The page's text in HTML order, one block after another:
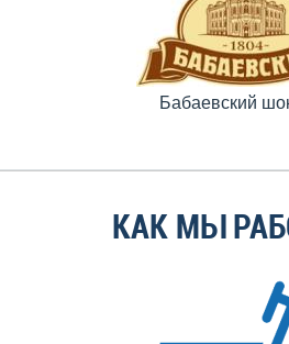
Бабаевский
КАК МЫ